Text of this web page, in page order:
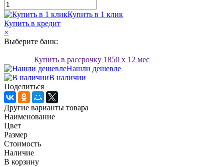
Купить в 1 клик
Купить в кредит
×
Выберите банк:
Купить в рассрочку 1850 x 12 мес
Нашли дешевле
В наличии
Поделиться
Другие варианты товара
Наименование
Цвет
Размер
Стоимость
Наличие
В корзину